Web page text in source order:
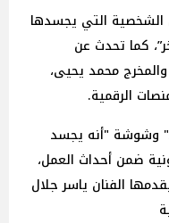
التي يجسدها
كما تحدث عن
محمد يحيى،
الرقمية.
وشوشة "أنه يجسد
ضمن أحداث العمل،
الفنان ياسر جلال